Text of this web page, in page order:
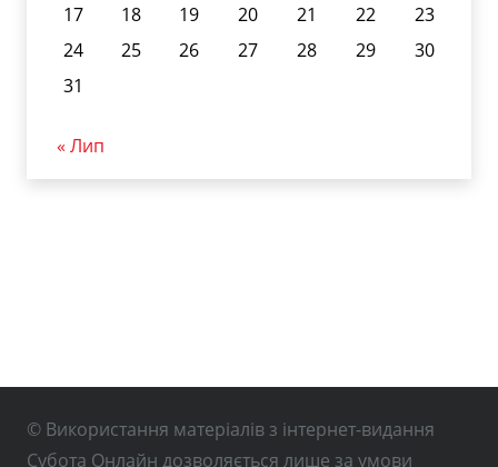
17
18 19 20 21 22
23
24
25 26 27 28 29
30
31
« Лип
© Використання матеріалів з інтернет-видання
Субота Онлайн дозволяється лише за умови